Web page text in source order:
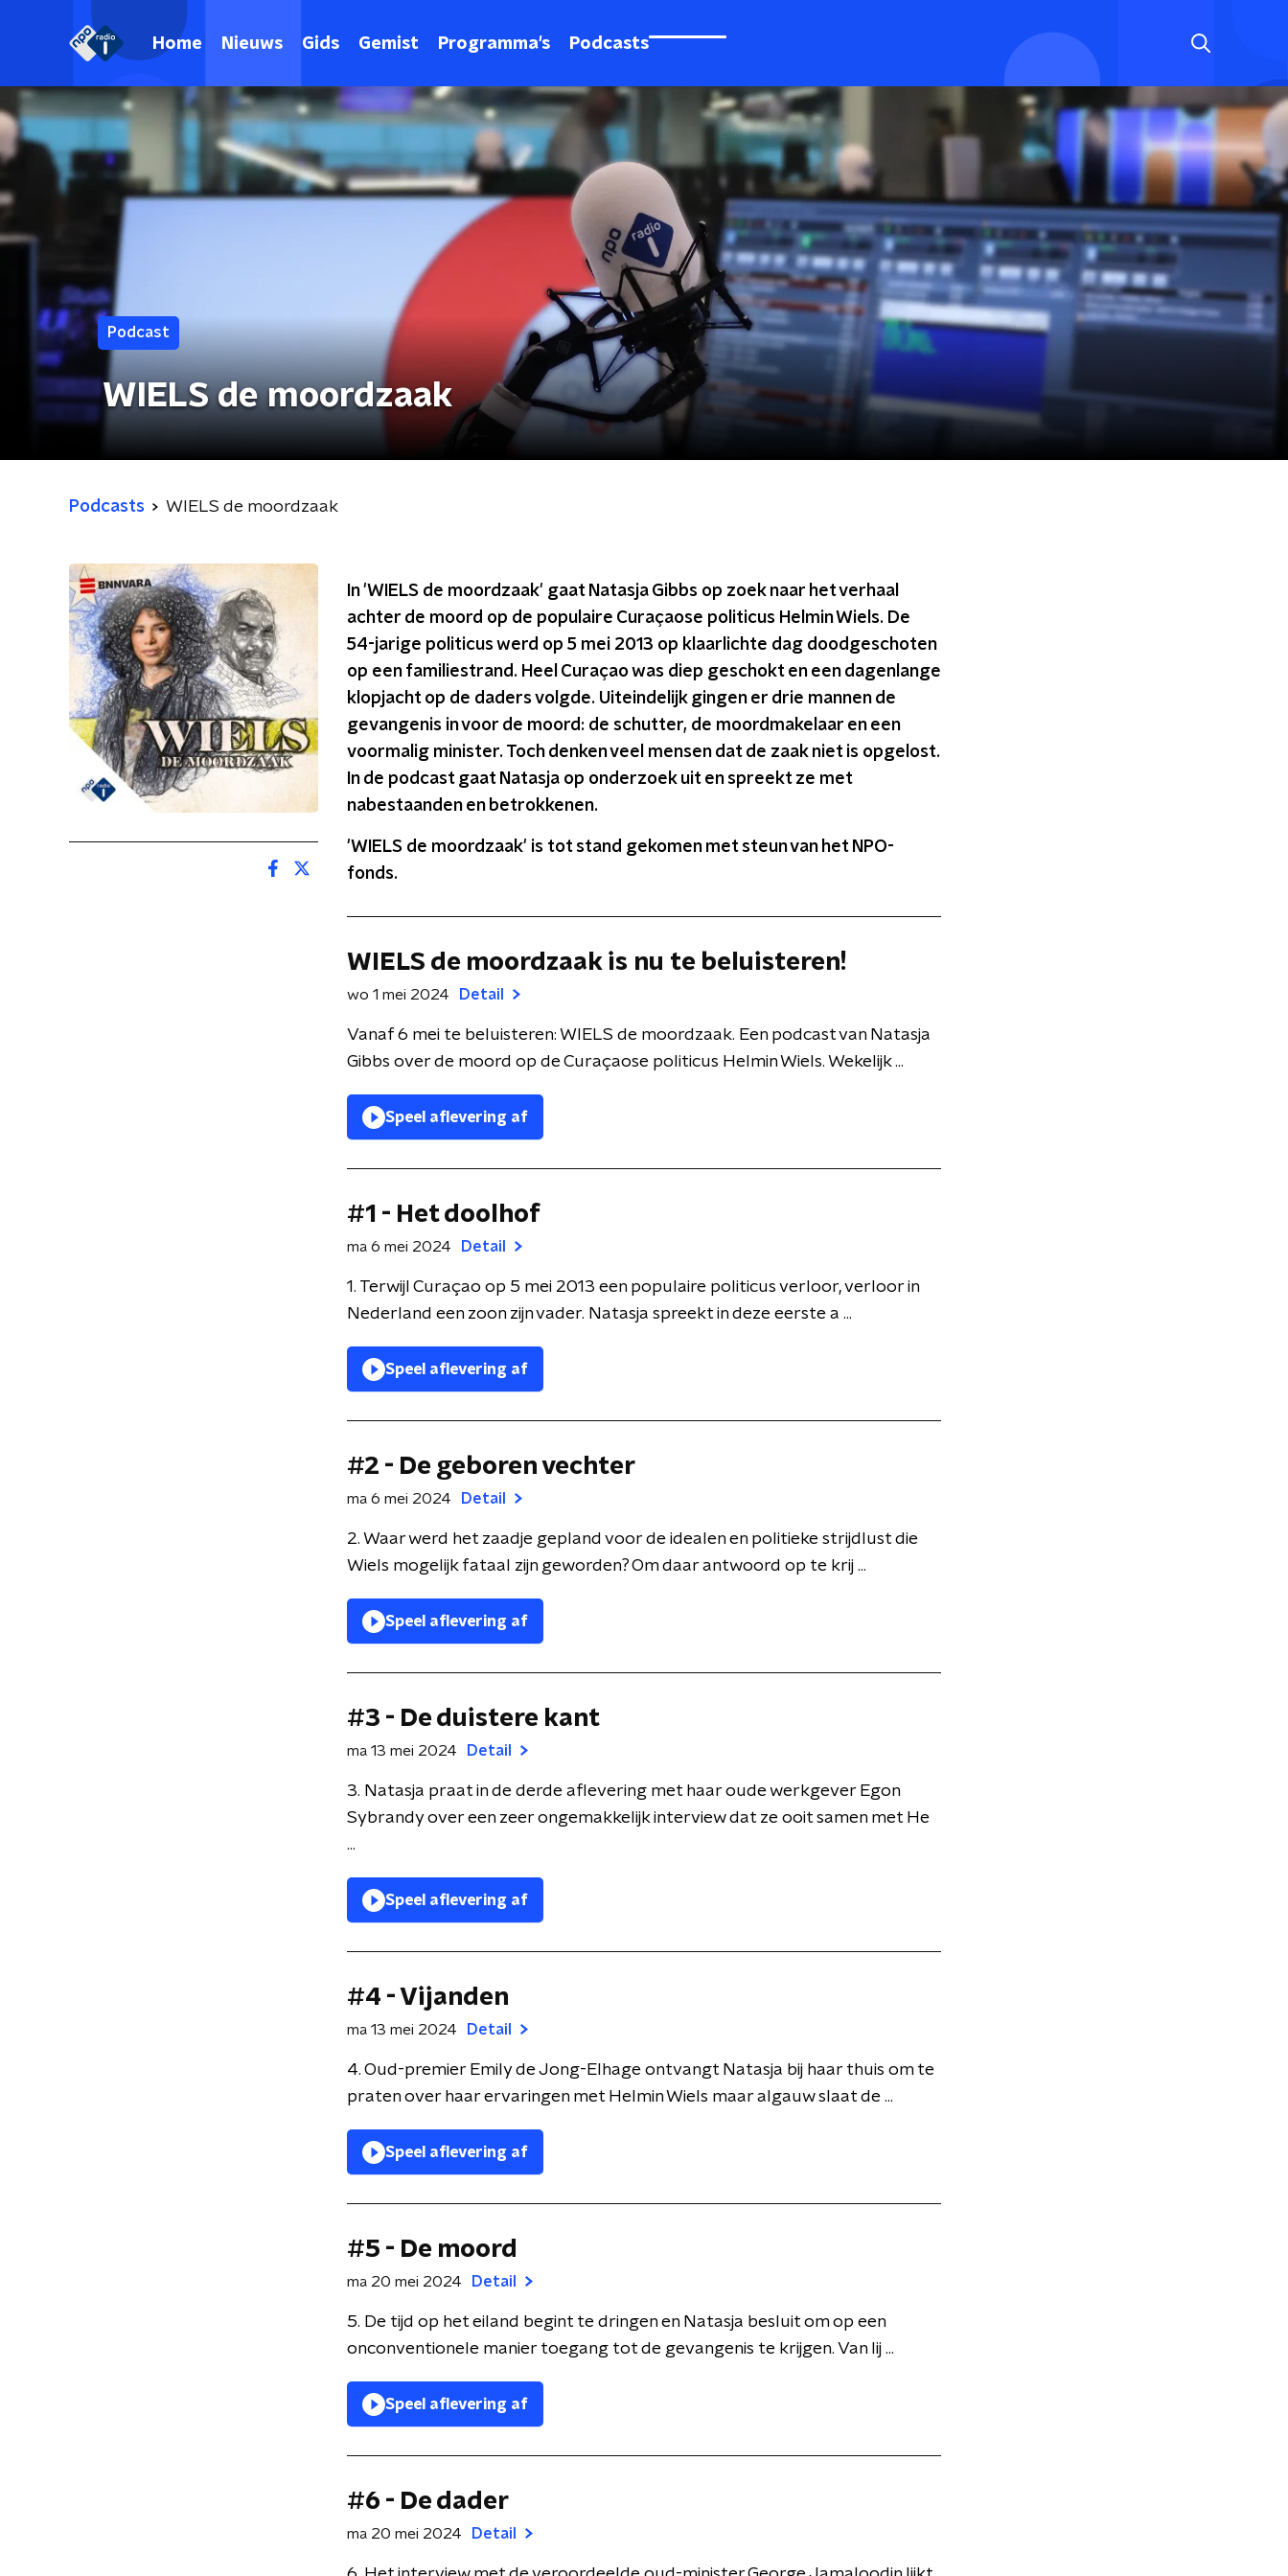
Home Nieuws Gids Gemist Programma's Podcasts
Podcast
WIELS de moordzaak
Podcasts WIELS de moordzaak
In 'WIELS de moordzaak' gaat Natasja Gibbs op zoek naar het verhaal
achter de moord op de populaire Curaçaose politicus Helmin Wiels. De
54-jarige politicus werd op 5 mei 2013 op klaarlichte dag doodgeschoten
op een familiestrand. Heel Curaçao was diep geschokt en een dagenlange
klopjacht op de daders volgde. Uiteindelijk gingen er drie mannen de
gevangenis in voor de moord: de schutter, de moordmakelaar en een
voormalig minister. Toch denken veel mensen dat de zaak niet is opgelost.
In de podcast gaat Natasja op onderzoek uit en spreekt ze met
nabestaanden en betrokkenen.
'WIELS de moordzaak' is tot stand gekomen met steun van het NPO-
fonds.
WIELS de moordzaak is nu te beluisteren!
wo 1 mei 2024 Detail
Vanaf 6 mei te beluisteren: WIELS de moordzaak. Een podcast van Natasja
Gibbs over de moord op de Curaçaose politicus Helmin Wiels. Wekelijk ...
Speel aflevering af
#1 - Het doolhof
ma 6 mei 2024 Detail
1. Terwijl Curaçao op 5 mei 2013 een populaire politicus verloor, verloor in
Nederland een zoon zijn vader. Natasja spreekt in deze eerste a ...
Speel aflevering af
#2 - De geboren vechter
ma 6 mei 2024 Detail
2. Waar werd het zaadje gepland voor de idealen en politieke strijdlust die
Wiels mogelijk fataal zijn geworden? Om daar antwoord op te krij ...
Speel aflevering af
#3 - De duistere kant
ma 13 mei 2024 Detail
3. Natasja praat in de derde aflevering met haar oude werkgever Egon
Sybrandy over een zeer ongemakkelijk interview dat ze ooit samen met He
...
Speel aflevering af
#4 - Vijanden
ma 13 mei 2024 Detail
4. Oud-premier Emily de Jong-Elhage ontvangt Natasja bij haar thuis om te
praten over haar ervaringen met Helmin Wiels maar algauw slaat de ...
Speel aflevering af
#5 - De moord
ma 20 mei 2024 Detail
5. De tijd op het eiland begint te dringen en Natasja besluit om op een
onconventionele manier toegang tot de gevangenis te krijgen. Van lij ...
Speel aflevering af
#6 - De dader
ma 20 mei 2024 Detail